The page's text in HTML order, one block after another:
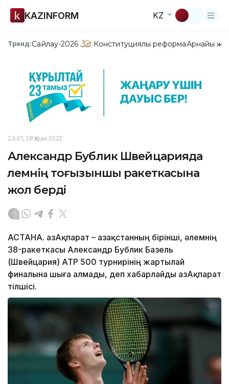
KAZINFORM KZ
Тренд:Сайлау-2026 Конституциялық реформаАрнайы
23:01, 28 Қазан 2022
Александр Бублик Швейцарияда
әлемнің тоғызыншы ракеткасына
жол берді
АСТАНА. ҚазАқпарат – Қазақстанның бірінші, әлемнің
38-ракеткасы Александр Бублик Базель
(Швейцария) ATP 500 турнирінің жартылай
финалына шыға алмады, деп хабарлайды ҚазАқпарат
тілшісі.